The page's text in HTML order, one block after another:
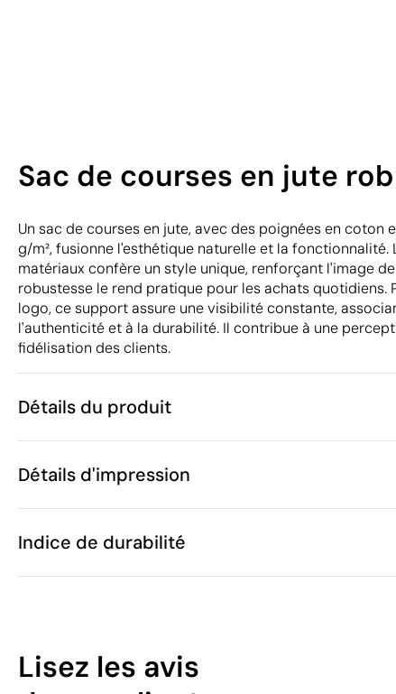
Sac de courses en jute
Un sac de courses en jute, avec des poignées en coton
g/m², fusionne l'esthétique naturelle et la fonctionnalité.
matériaux confère un style unique, renforçant l'image
robustesse le rend pratique pour les achats quotidiens.
logo, ce support assure une visibilité constante,
l'authenticité et à la durabilité. Il contribue à une
fidélisation des clients.
Détails du produit
Caractéristiques
Code du produit
Taille
Poids
124 g
Dans notre collection depuis
Détails d'impression
Indice de durabilité
34
/100
Lisez les avis